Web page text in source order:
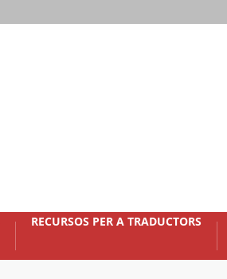
RECURSOS PER A TRADUCTORS